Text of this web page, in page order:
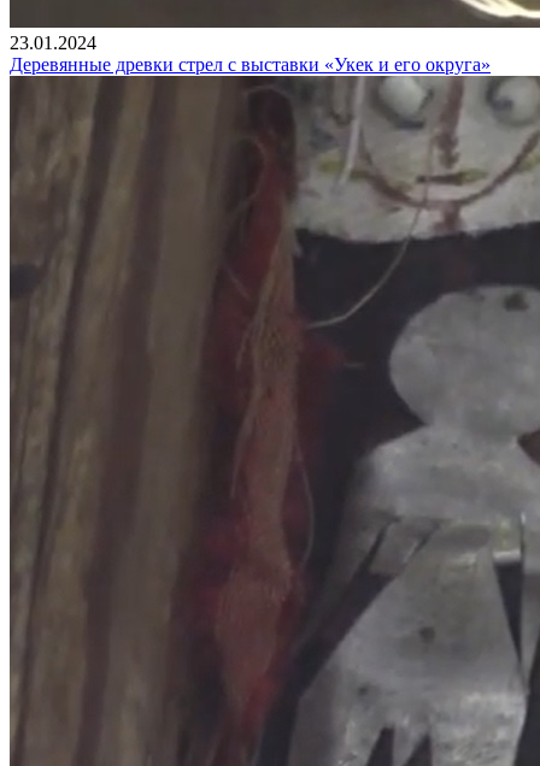
23.01.2024
Деревянные древки стрел с выставки «Укек и его округа»